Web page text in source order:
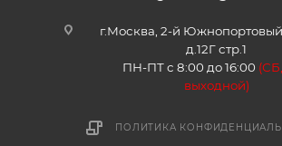
г.Москва, 2-й Южнопортовый
д.12Г стр.1
ПН-ПТ с 8:00 до 16:00 (
выходной)
ПОЛИТИКА